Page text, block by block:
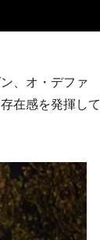
、オ・デファ
在感を発揮して